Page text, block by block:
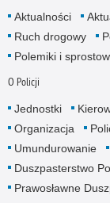
Aktualności
Ruch drogowy
Polemiki i
O Policji
Jednostki
Organizacja
Umundurowanie
Duszpasterstwo
Prawosławne